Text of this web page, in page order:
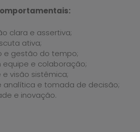
clara e assertiva;
ativa;
e gestão do tempo;
equipe e colaboração;
e visão sistêmica;
analítica e tomada de decisão;
e inovação.